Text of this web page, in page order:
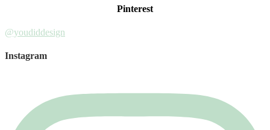
Pinterest
@youdiddesign
Instagram